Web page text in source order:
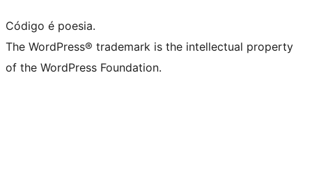
Código é poesia.
The WordPress® trademark is the intellectual property
of the WordPress Foundation.